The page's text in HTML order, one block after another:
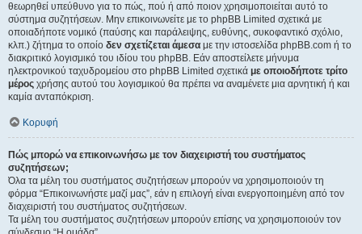
θεωρηθεί υπεύθυνο για το πώς, πού ή από ποιον χρησιμοποιείται αυτό το
σύστημα συζητήσεων. Μην επικοινωνείτε με το phpBB Limited σχετικά με
οποιαδήποτε νομικό (παύσης και παράλειψης, ευθύνης, συκοφαντικό σχόλιο,
κλπ.) ζήτημα το οποίο δεν σχετίζεται άμεσα με την ιστοσελίδα phpBB.com ή το
διακριτικό λογισμικό του ιδίου του phpBB. Εάν αποστείλετε μήνυμα
ηλεκτρονικού ταχυδρομείου στο phpBB Limited σχετικά με οποιοδήποτε τρίτο
μέρος χρήσης αυτού του λογισμικού θα πρέπει να αναμένετε μια αρνητική ή και
καμία ανταπόκριση.
Κορυφή
Πώς μπορώ να επικοινωνήσω με τον διαχειριστή του συστήματος
συζητήσεων;
Όλα τα μέλη του συστήματος συζητήσεων μπορούν να χρησιμοποιούν τη
φόρμα “Επικοινωνήστε μαζί μας”, εάν η επιλογή είναι ενεργοποιημένη από τον
διαχειριστή του συστήματος συζητήσεων.
Τα μέλη του συστήματος συζητήσεων μπορούν επίσης να χρησιμοποιούν τον